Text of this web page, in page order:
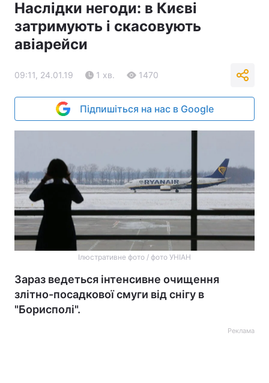
Наслідки негоди: в Києві
затримують і скасовують
авіарейси
09:11, 24.01.19 1 хв. 1470
Підпишіться на нас в Google
Ілюстративне фото / фото УНІАН
Зараз ведеться інтенсивне очищення
злітно-посадкової смуги від снігу в
"Борисполі".
Реклама